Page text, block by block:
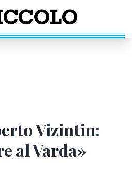
Vizintin:
al Varda»